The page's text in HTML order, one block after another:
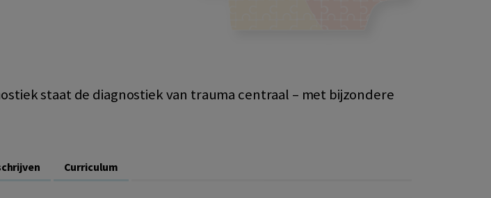
staat de diagnostiek van trauma centraal – met bijzondere
Curriculum